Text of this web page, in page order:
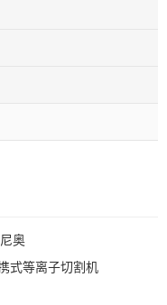
奥
式等离子切割机